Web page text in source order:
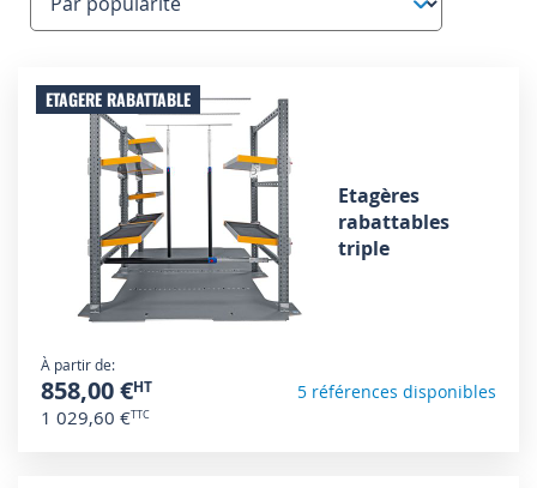
ETAGERE RABATTABLE
Etagères
rabattables
triple
À partir de
858,00 €
1 029,60 €
5 références disponibles